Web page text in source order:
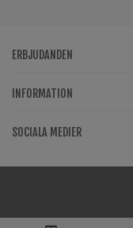
ERBJUDANDEN
INFORMATION
SOCIALA MEDIER